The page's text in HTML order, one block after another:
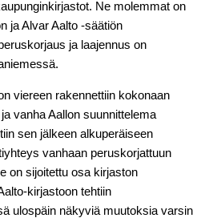
Ne molemmat on
ja Alvar Aalto -säätiön
ja laajennus on
viereen rakennettiin kokonaan
vanha Aallon suunnittelema
sen jälkeen alkuperäiseen
vanhaan peruskorjattuun
on sijoitettu osa kirjaston
kirjastoon tehtiin
ulospäin näkyviä muutoksia varsin